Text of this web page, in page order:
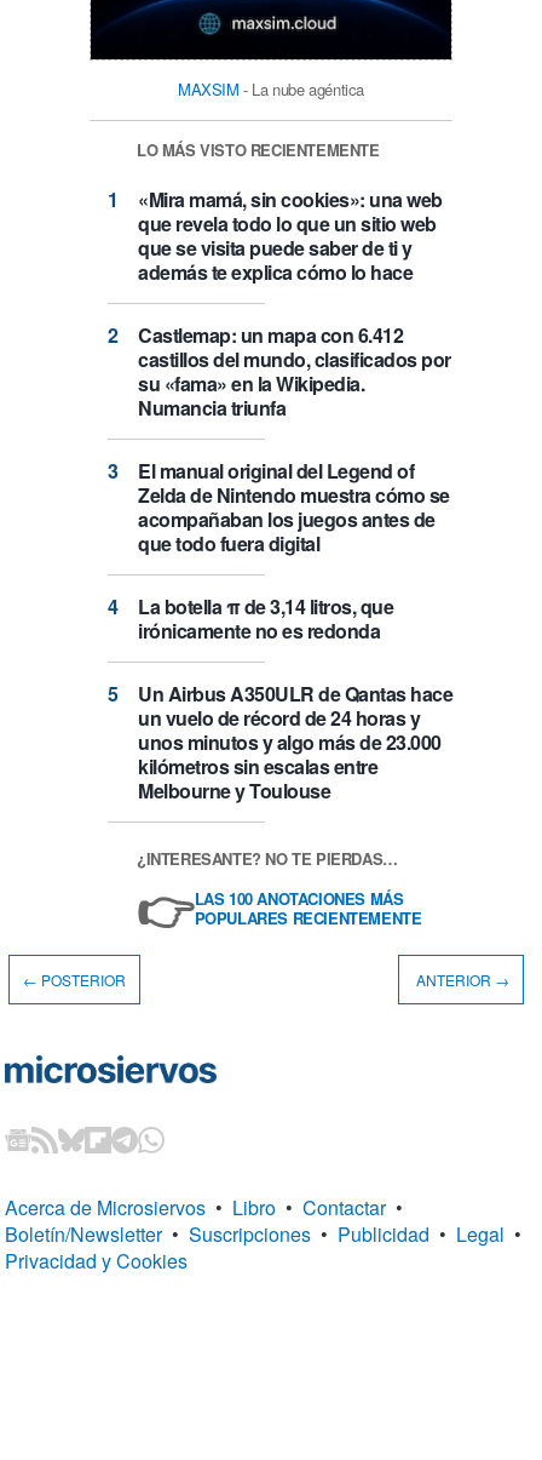
MAXSIM - La nube agéntica
LO MÁS VISTO RECIENTEMENTE
«Mira mamá, sin cookies»: una web
que revela todo lo que un sitio web
que se visita puede saber de ti y
además te explica cómo lo hace
Castlemap: un mapa con 6.412
castillos del mundo, clasificados por
su «fama» en la Wikipedia.
Numancia triunfa
El manual original del Legend of
Zelda de Nintendo muestra cómo se
acompañaban los juegos antes de
que todo fuera digital
La botella π de 3,14 litros, que
irónicamente no es redonda
Un Airbus A350ULR de Qantas hace
un vuelo de récord de 24 horas y
unos minutos y algo más de 23.000
kilómetros sin escalas entre
Melbourne y Toulouse
¿INTERESANTE? NO TE PIERDAS…
👉LAS 100 ANOTACIONES MÁS
POPULARES RECIENTEMENTE
← POSTERIOR ANTERIOR →
Acerca de Microsiervos • Libro • Contactar •
Boletín/Newsletter • Suscripciones • Publicidad • Legal •
Privacidad y Cookies